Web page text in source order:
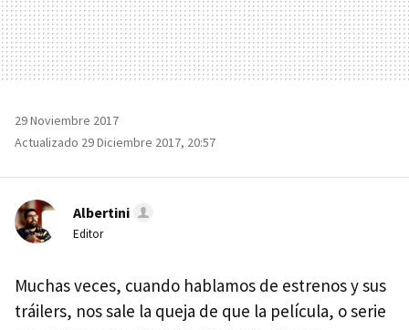
29 Noviembre 2017
Actualizado 29 Diciembre 2017, 20:57
Albertini
Editor
Muchas veces, cuando hablamos de estrenos y sus
tráilers, nos sale la queja de que la película, o serie